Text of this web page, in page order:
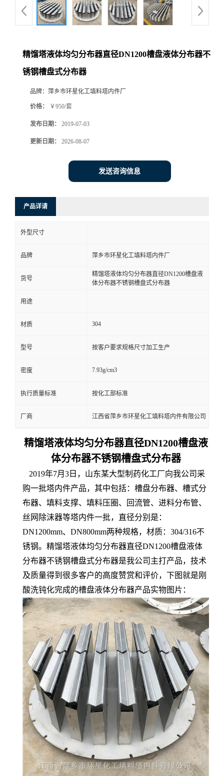
精馏塔液体均匀分布器直径DN1200槽盘液体分布器不
锈钢槽盘式分布器
品牌： 萍乡市环星化工填料塔内件厂
价格： ￥950/套
发布日期： 2019-07-03
更新日期： 2026-08-07
发送咨询信息
产品详请
外型尺寸
品牌 萍乡市环星化工填料塔内件厂
货号
精馏塔液体均匀分布器直径DN1200槽盘液
体分布器不锈钢槽盘式分布器
用途
材质 304
型号 按客户要求规格尺寸加工生产
密度 7.93g/cm3
执行质量标准 按化工部标准
厂商 江西省萍乡市环星化工填料塔内件有限公司
精馏塔液体均匀分布器直径DN1200槽盘液
体分布器不锈钢槽盘式分布器
2019年7月3日，山东某大型制药化工厂向我公司采
购一批塔内件产品，其中包括：槽盘分布器、槽式分
布器、填料支撑、填料压圈、回流管、进料分布管、
丝网除沫器等塔内件一批，直径分别是：
DN1200mm、DN800mm两种规格，材质：304/316不
锈钢。精馏塔液体均匀分布器直径DN1200槽盘液体
分布器不锈钢槽盘式分布器是我公司主打产品，技术
及质量得到很多客户的高度赞赏和评价，下图就是刚
酸洗钝化完成的槽盘液体分布器产品实物图片：